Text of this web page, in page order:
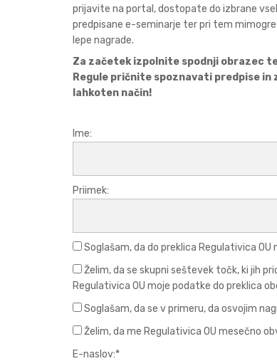
prijavite na portal, dostopate do izbrane
predpisane e-seminarje ter pri tem
lepe nagrade.
Za začetek izpolnite spodnji obrazec
Regule pričnite spoznavati predpise in
lahkoten način!
Ime:
Priimek:
Soglašam, da do preklica Regulativica
Želim, da se skupni seštevek točk, ki jih
Regulativica OU moje podatke do preklica
Soglašam, da se v primeru, da osvojim
Želim, da me Regulativica OU mesečno
E-naslov:*